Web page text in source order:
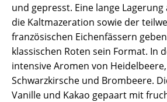
und gepresst. Eine lange
die Kaltmazeration sowie der
französischen Eichenfässern
klassischen Roten sein Format. In
intensive Aromen von
Schwarzkirsche und Brombeere.
Vanille und Kakao gepaart mit